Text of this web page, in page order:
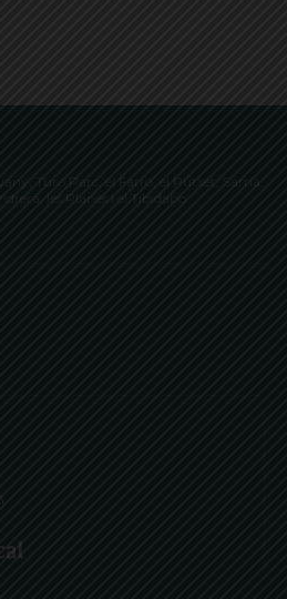
Turó Parc, el Farró, el Putxet, Sarrià,
les Planes i el Tibidabo